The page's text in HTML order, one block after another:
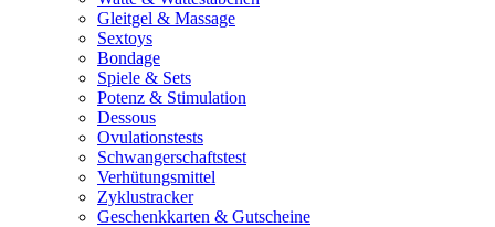
Gleitgel & Massage
Sextoys
Bondage
Spiele & Sets
Potenz & Stimulation
Dessous
Ovulationstests
Schwangerschaftstest
Verhütungsmittel
Zyklustracker
Geschenkkarten & Gutscheine